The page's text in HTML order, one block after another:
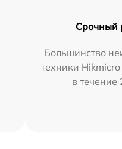
Срочный
Большинство
техники
в течение